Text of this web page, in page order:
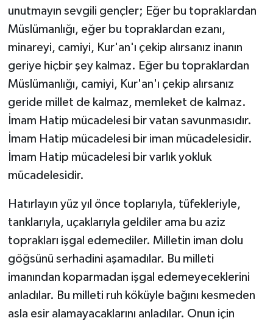
unutmayın sevgili gençler; Eğer bu topraklardan
Müslümanlığı, eğer bu topraklardan ezanı,
minareyi, camiyi, Kur'an'ı çekip alırsanız inanın
geriye hiçbir şey kalmaz. Eğer bu topraklardan
Müslümanlığı, camiyi, Kur'an'ı çekip alırsanız
geride millet de kalmaz, memleket de kalmaz.
İmam Hatip mücadelesi bir vatan savunmasıdır.
İmam Hatip mücadelesi bir iman mücadelesidir.
İmam Hatip mücadelesi bir varlık yokluk
mücadelesidir.
Hatırlayın yüz yıl önce toplarıyla, tüfekleriyle,
tanklarıyla, uçaklarıyla geldiler ama bu aziz
toprakları işgal edemediler. Milletin iman dolu
göğsünü serhadini aşamadılar. Bu milleti
imanından koparmadan işgal edemeyeceklerini
anladılar. Bu milleti ruh köküyle bağını kesmeden
asla esir alamayacaklarını anladılar. Onun için